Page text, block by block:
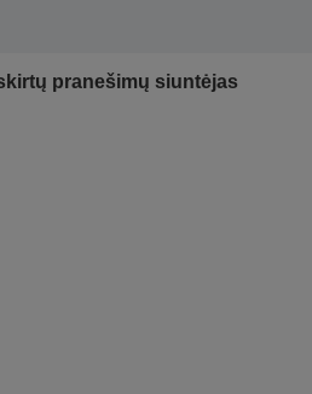
pranešimų siuntėjas